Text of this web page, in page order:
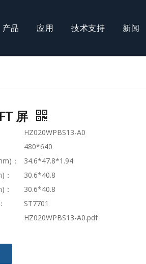
产品 应用 技术支持 新闻
屏
HZ020WPBS13-A0
480*640
：
34.6*47.8*1.94
：
30.6*40.8
：
30.6*40.8
ST7701
HZ020WPBS13-A0.pdf